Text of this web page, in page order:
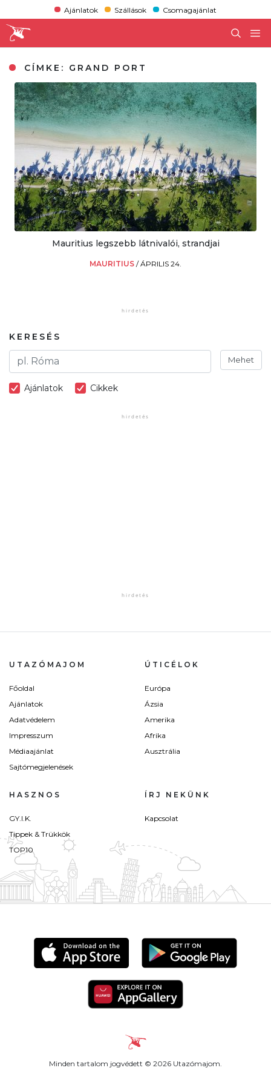
Ajánlatok Szállások Csomagajánlat
CÍMKE: GRAND PORT
Mauritius legszebb látnivalói, strandjai
MAURITIUS /ÁPRILIS 24.
KERESÉS
Mehet
Ajánlatok Cikkek
UTAZÓMAJOM
Főoldal
Ajánlatok
Adatvédelem
Impresszum
Médiaajánlat
Sajtómegjelenések
ÚTICÉLOK
Európa
Ázsia
Amerika
Afrika
Ausztrália
HASZNOS
GY.I.K.
Tippek & Trükkök
TOP10
ÍRJ NEKÜNK
Kapcsolat
Minden tartalom jogvédett © 2026 Utazómajom.